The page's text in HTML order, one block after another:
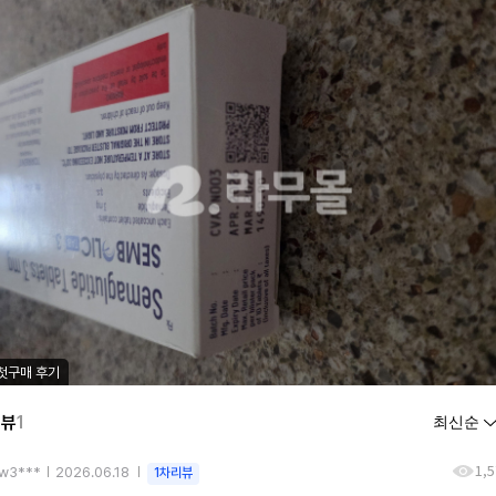
구매 후기
1
2026.06.18 1차리뷰